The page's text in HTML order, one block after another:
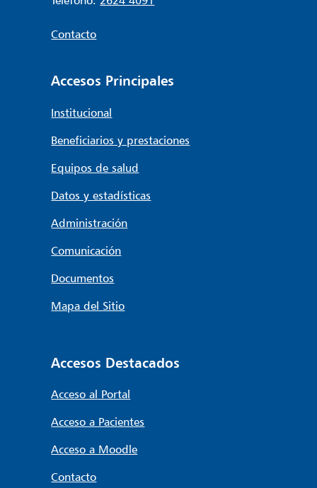
Contacto
Accesos Principales
Institucional
Beneficiarios y prestaciones
Equipos de salud
Datos y estadísticas
Administración
Comunicación
Documentos
Mapa del Sitio
Accesos Destacados
Acceso al Portal
Acceso a Pacientes
Acceso a Moodle
Contacto